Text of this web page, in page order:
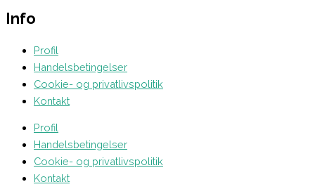
Info
Profil
Handelsbetingelser
Cookie- og privatlivspolitik
Kontakt
Profil
Handelsbetingelser
Cookie- og privatlivspolitik
Kontakt